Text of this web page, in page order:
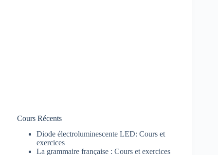
Cours Récents
Diode électroluminescente LED: Cours et
exercices
La grammaire française : Cours et exercices